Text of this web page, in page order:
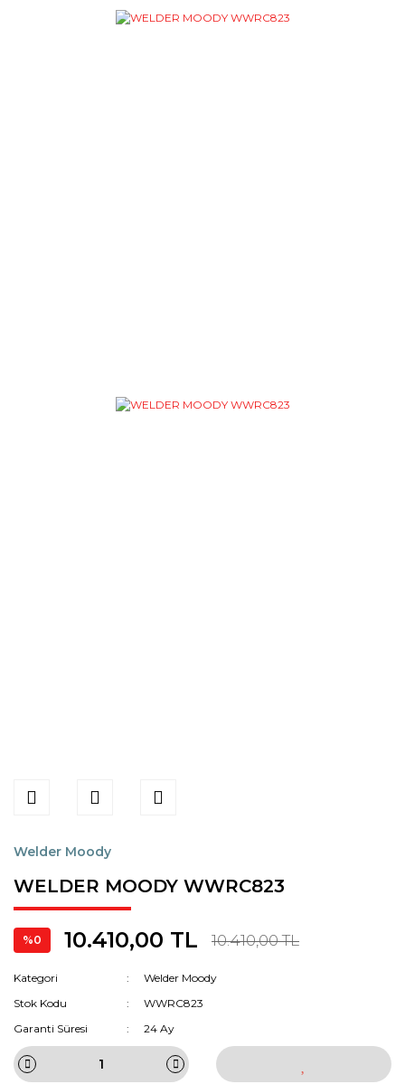
Welder Moody
WELDER MOODY WWRC823
%0 10.410,00 TL 10.410,00 TL
Kategori
Welder Moody
Stok Kodu
WWRC823
Garanti Süresi
24 Ay